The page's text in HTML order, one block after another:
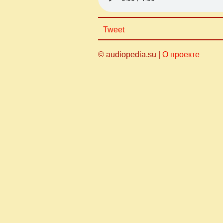
Tweet
© audiopedia.su | О проекте